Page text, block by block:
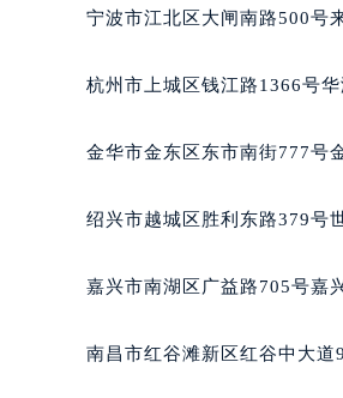
黑龙江省齐齐
黑龙江省绥化
吉林省白城市
吉林省吉林市
吉林省梅河口
吉林省松原市
宁波市江北区大闸南路500号
杭州市上城区钱江路1366号
金华市金东区东市南街777号
绍兴市越城区胜利东路379号
嘉兴市南湖区广益路705号嘉
南昌市红谷滩新区红谷中大道